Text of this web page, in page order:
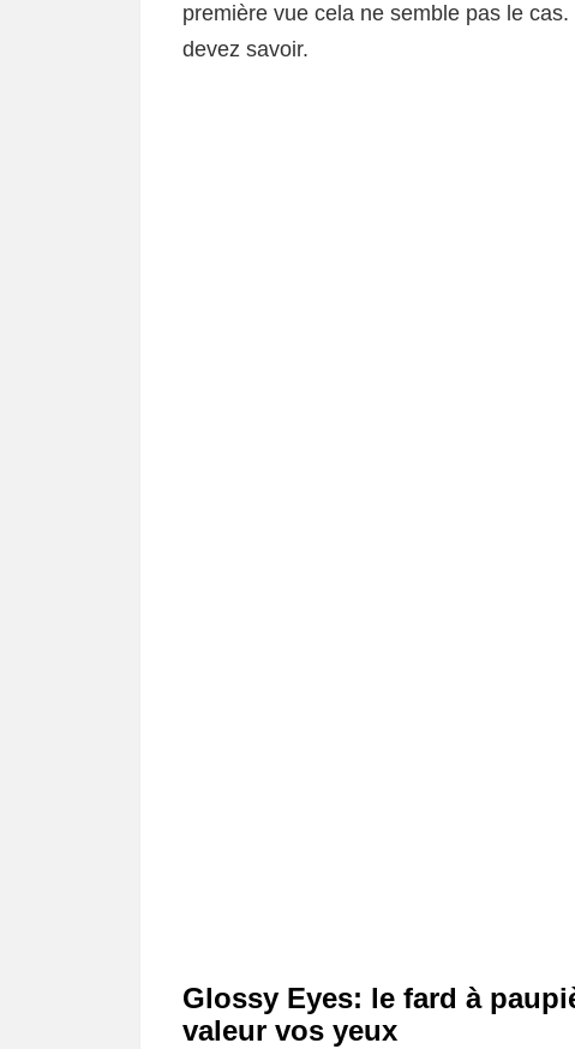
première vue cela ne semble pas le
devez savoir.
Glossy Eyes: le fard à
valeur vos yeux